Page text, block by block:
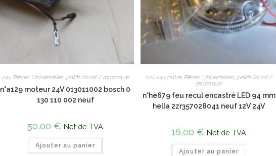
24v, Pièces Universelles, poids lourd / remorque
n°a129 moteur 24V 013011002 bosch 0
130 110 002 neuf
50,00 € Net de TVA
Ajouter au panier
12v, 24v, autre, Pièces Universelles, poids lourd /
remorque
n°he679 feu recul encastré LED 94 mm
hella 2zr357028041 neuf 12V 24V
16,00 € Net de TVA
Ajouter au panier